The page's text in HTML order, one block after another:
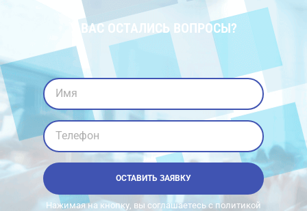
У ВАС ОСТАЛИСЬ ВОПРОСЫ?
Имя
Телефон
ОСТАВИТЬ ЗАЯВКУ
Нажимая на кнопку, вы соглашаетесь с политикой